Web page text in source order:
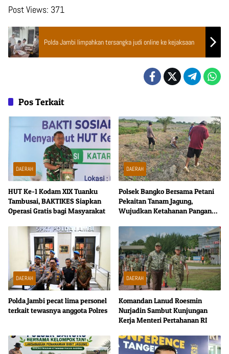
Post Views: 371
Polda Jambi limpahkan tersangka judi online ke kejaksaan
Pos Terkait
DAERAH
HUT Ke-1 Kodam XIX Tuanku
Tambusai, BAKTIKES Siapkan
Operasi Gratis bagi Masyarakat
DAERAH
Polsek Bangko Bersama Petani
Pekaitan Tanam Jagung,
Wujudkan Ketahanan Pangan
DAERAH
Polda Jambi pecat lima personel
terkait tewasnya anggota Polres
DAERAH
Komandan Lanud Roesmin
Nurjadin Sambut Kunjungan
Kerja Menteri Pertahanan RI